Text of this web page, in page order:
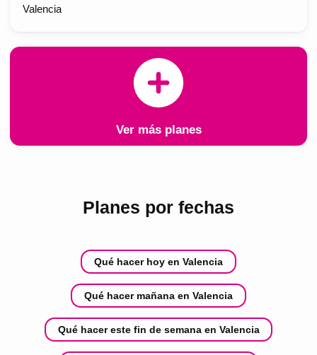
Valencia
Ver más planes
Planes por fechas
Qué hacer hoy en Valencia
Qué hacer mañana en Valencia
Qué hacer este fin de semana en Valencia